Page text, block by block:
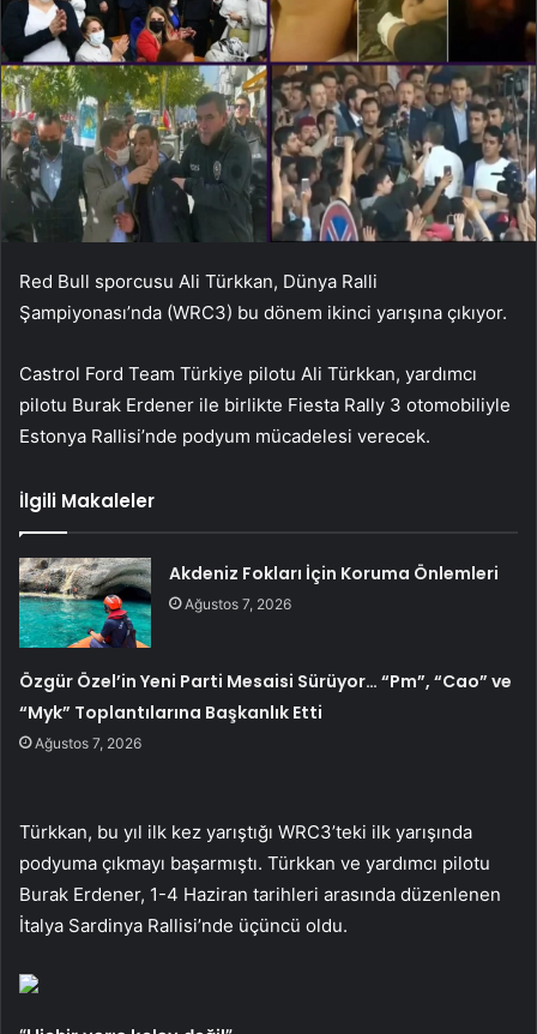
Red Bull sporcusu Ali Türkkan, Dünya Ralli
Şampiyonası’nda (WRC3) bu dönem ikinci yarışına çıkıyor.
Castrol Ford Team Türkiye pilotu Ali Türkkan, yardımcı
pilotu Burak Erdener ile birlikte Fiesta Rally 3 otomobiliyle
Estonya Rallisi’nde podyum mücadelesi verecek.
İlgili Makaleler
Akdeniz Fokları İçin Koruma Önlemleri
Ağustos 7, 2026
Özgür Özel’in Yeni Parti Mesaisi Sürüyor… “Pm”, “Cao” ve
“Myk” Toplantılarına Başkanlık Etti
Ağustos 7, 2026
Türkkan, bu yıl ilk kez yarıştığı WRC3’teki ilk yarışında
podyuma çıkmayı başarmıştı. Türkkan ve yardımcı pilotu
Burak Erdener, 1-4 Haziran tarihleri ​​arasında düzenlenen
İtalya Sardinya Rallisi’nde üçüncü oldu.